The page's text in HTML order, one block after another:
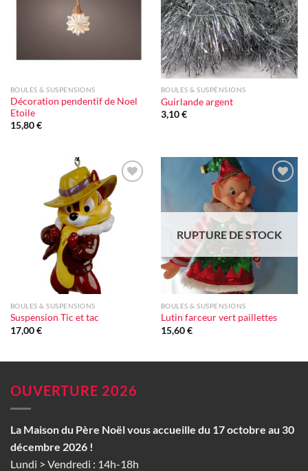
BOULES & SUSPENSIONS
Décoration pendentif de Noel
Etoile
15,80€
BOULES & SUSPENSIONS
Guirlande argent
3,10€
Ajouter
BOULES & SUSPENSIONS
Suspension Tic et tac
17,00€
d'envie
RUPTURE DE STOCK
BOULES & SUSPENSIONS
Lutin farceur vert paillettes
15,60€
OUVERTURE 2026
La Maison du Père Noël vous accueille du 17 octobre au 30
décembre 2026 !
Lundi > Vendredi : 14h-18h